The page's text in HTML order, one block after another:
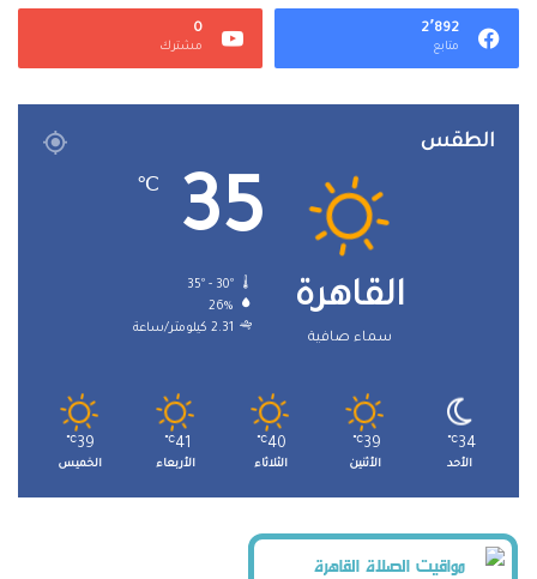
2٬892
متابع
0
مشترك
الطقس
القاهرة
سماء صافية
35
℃
35º - 30º
26%
2.31 كيلومتر/ساعة
34
℃
الأحد
39
℃
الأثنين
40
℃
الثلاثاء
41
℃
الأربعاء
39
℃
الخميس